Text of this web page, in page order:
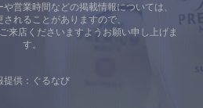
営業時間などの掲載情報については、
れることがありますので、
来店くださいますようお願い申し上げま
す。
提供：ぐるなび